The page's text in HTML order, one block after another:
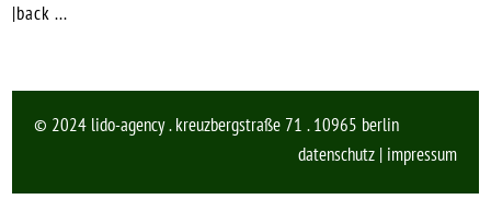
|back ...
© 2024 lido-agency . kreuzbergstraße 71 . 10965 berlin
datenschutz | impressum